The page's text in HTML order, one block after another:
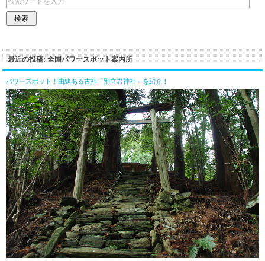
最近の投稿: 全国パワースポット案内所
パワースポット！由緒ある古社「別立岩神社」を紹介！